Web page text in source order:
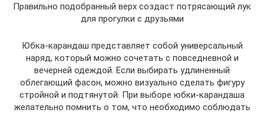
Правильно подобранный верх создаст потрясающий лук
для прогулки с друзьями
Юбка-карандаш представляет собой универсальный
наряд, который можно сочетать с повседневной и
вечерней одеждой. Если выбирать удлиненный
облегающий фасон, можно визуально сделать фигуру
стройной и подтянутой. При выборе юбки-карандаша
желательно помнить о том, что необходимо соблюдать